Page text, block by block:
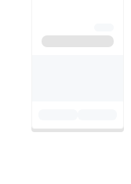
えていま
その場で
ます。ひ